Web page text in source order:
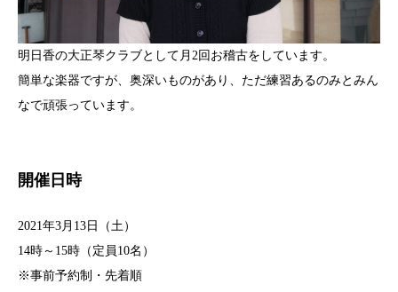
明日香の大正琴クラブとして月2回お稽古をしています。
簡単な楽器ですが、奥深いものがあり、ただ練習あるのみとみん
なで頑張っています。
開催日時
2021年3月13日（土）
14時～15時（定員10名）
※事前予約制・先着順